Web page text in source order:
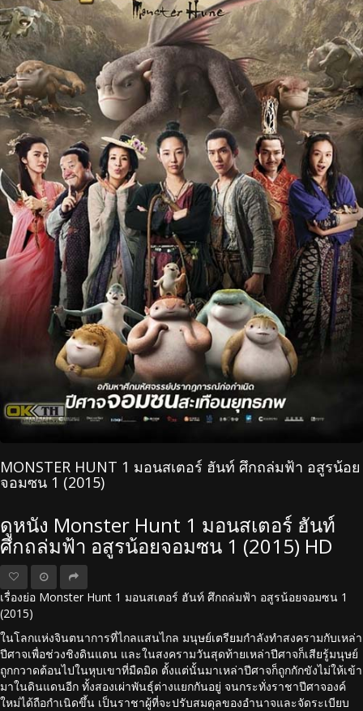
MONSTER HUNT 1 มอนสเตอร์ ฮันท์ ศึกถล่มฟ้า อสูรน้อย
จอมซน 1 (2015)
ดูหนัง Monster Hunt 1 มอนสเตอร์ ฮันท์
ศึกถล่มฟ้า อสูรน้อยจอมซน 1 (2015) HD
เรื่องย่อ Monster Hunt 1 มอนสเตอร์ ฮันท์ ศึกถล่มฟ้า อสูรน้อยจอมซน 1
(2015)
ในโลกแห่งจินตนาการที่ไกลแสนไกล มนุษย์เตรียมกำลังทำสงครามกับเหล่า
ปีศาจเพื่อช่วงชิงดินแดน และในสงครามวันสุดท้ายเหล่าปีศาจก็เสียรู้มนุษย์
ถูกกวาดต้อนไปในหุบเขาที่มืดมิด ตั้งแต่นั้นมาเหล่าปีศาจก็ถูกกักขังไม่ให้เข้า
มาในดินแดนอีก ทั้งสองเผ่าพันธุ์ต่างแยกกันอยู่ จนกระทั่งราชาปีศาจองค์
ใหม่ได้ถือกำเนิดขึ้น เป็นราชาผู้ที่จะปรับสมดุลของอำนาจและจัดระเบียบ